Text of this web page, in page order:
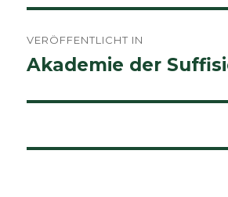
VERÖFFENTLICHT IN
Akademie der